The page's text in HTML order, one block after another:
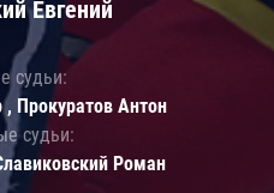
Евгений
судьи:
Прокуратов Антон
судьи:
Роман